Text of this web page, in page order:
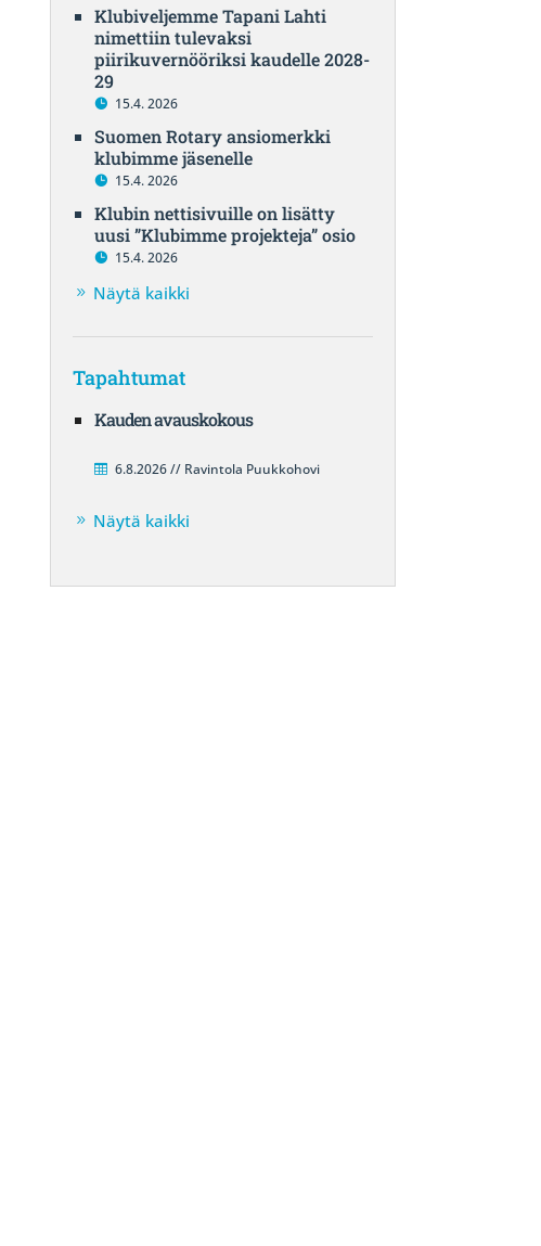
Klubiveljemme Tapani Lahti
nimettiin tulevaksi
piirikuvernööriksi kaudelle 2028-
29
15.4. 2026
Suomen Rotary ansiomerkki
klubimme jäsenelle
15.4. 2026
Klubin nettisivuille on lisätty
uusi ”Klubimme projekteja” osio
15.4. 2026
Näytä kaikki
Tapahtumat
Kauden avauskokous
6.8.2026 // Ravintola Puukkohovi
Näytä kaikki